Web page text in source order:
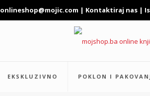
onlineshop@mojic.com | Kontaktiraj nas |
EKSKLUZIVNO POKLON I